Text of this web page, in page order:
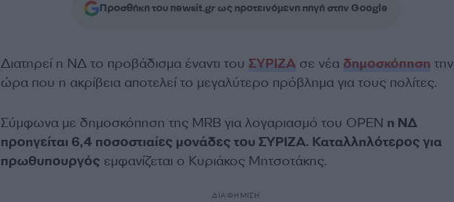
Προσθήκη του newsit.gr ως προτεινόμενη πηγή στην Google
Διατηρεί η ΝΔ το προβάδισμα έναντι του ΣΥΡΙΖΑσε νέα δημοσκόπηση την
ώρα που η ακρίβεια αποτελεί το μεγαλύτερο πρόβλημα για τους πολίτες.
Σύμφωνα με δημοσκόπηση της MRB για λογαριασμό του OPEN η ΝΔ
προηγείται 6,4 ποσοστιαίες μονάδες του ΣΥΡΙΖΑ. Καταλληλότερος για
πρωθυπουργός εμφανίζεται ο Κυριάκος Μητσοτάκης.
ΔΙΑΦΗΜΙΣΗ